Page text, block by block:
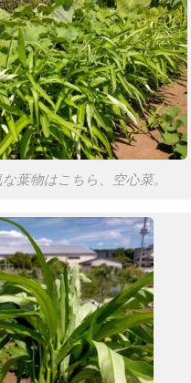
葉物はこちら、空心菜。